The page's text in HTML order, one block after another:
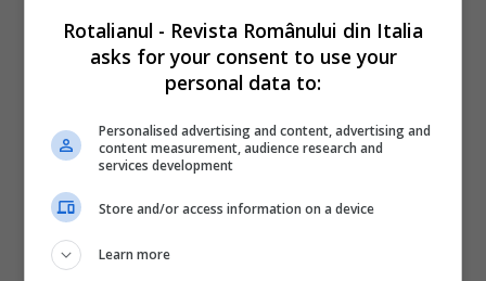
Rotalianul - Revista Românului din Italia
asks for your consent to use your
personal data to:
Personalised advertising and content, advertising and
content measurement, audience research and
services development
Store and/or access information on a device
Learn more